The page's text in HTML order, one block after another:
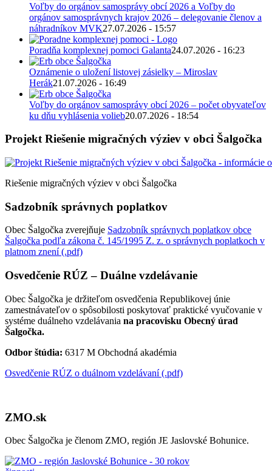
Voľby do orgánov samosprávy obcí 2026 a Voľby do
orgánov samosprávnych krajov 2026 – delegovanie členov a
náhradníkov MVK27.07.2026 - 15:57
Poradňa komplexnej pomoci Galanta24.07.2026 - 16:23
Oznámenie o uložení listovej zásielky – Miroslav
Herák21.07.2026 - 16:49
Voľby do orgánov samosprávy obcí 2026 – počet obyvateľov
ku dňu vyhlásenia volieb20.07.2026 - 18:54
Projekt Riešenie migračných výziev v obci Šalgočka
Riešenie migračných výziev v obci Šalgočka
Sadzobník správnych poplatkov
Obec Šalgočka zverejňuje Sadzobník správnych poplatkov obce
Šalgočka podľa zákona č. 145/1995 Z. z. o správnych poplatkoch v
platnom znení (.pdf)
Osvedčenie RÚZ – Duálne vzdelávanie
Obec Šalgočka je držiteľom osvedčenia Republikovej únie
zamestnávateľov o spôsobilosti poskytovať praktické vyučovanie v
systéme duálneho vzdelávania na pracovisku Obecný úrad
Šalgočka.
Odbor štúdia: 6317 M Obchodná akadémia
Osvedčenie RÚZ o duálnom vzdelávaní (.pdf)
ZMO.sk
Obec Šalgočka je členom ZMO, región JE Jaslovské Bohunice.